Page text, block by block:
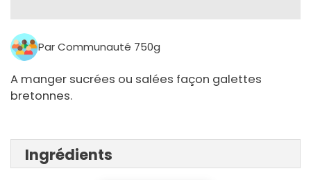
Par Communauté 750g
A manger sucrées ou salées façon galettes
bretonnes.
Ingrédients